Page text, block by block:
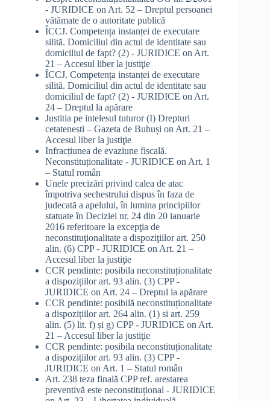
- JURIDICE on Art. 52 – Dreptul persoanei
vătămate de o autoritate publică
ÎCCJ. Competența instanței de executare
silită. Domiciliul din actul de identitate sau
domiciliul de fapt? (2) - JURIDICE on Art.
21 – Accesul liber la justiţie
ÎCCJ. Competența instanței de executare
silită. Domiciliul din actul de identitate sau
domiciliul de fapt? (2) - JURIDICE on Art.
24 – Dreptul la apărare
Justitia pe intelesul tuturor (I) Drepturi
cetatenesti – Gazeta de Buhuși on Art. 21 –
Accesul liber la justiţie
Infracțiunea de evaziune fiscală.
Neconstituționalitate - JURIDICE on Art. 1
– Statul român
Unele precizări privind calea de atac
împotriva sechestrului dispus în faza de
judecată a apelului, în lumina principiilor
statuate în Deciziei nr. 24 din 20 ianuarie
2016 referitoare la excepţia de
neconstituţionalitate a dispoziţiilor art. 250
alin. (6) CPP - JURIDICE on Art. 21 –
Accesul liber la justiţie
CCR pendinte: posibila neconstituționalitate
a dispozițiilor art. 93 alin. (3) CPP -
JURIDICE on Art. 24 – Dreptul la apărare
CCR pendinte: posibilă neconstituționalitate
a dispozițiilor art. 264 alin. (1) si art. 259
alin. (5) lit. f) și g) CPP - JURIDICE on Art.
21 – Accesul liber la justiţie
CCR pendinte: posibila neconstituționalitate
a dispozițiilor art. 93 alin. (3) CPP -
JURIDICE on Art. 1 – Statul român
Art. 238 teza finală CPP ref. arestarea
preventivă este neconstituțional - JURIDICE